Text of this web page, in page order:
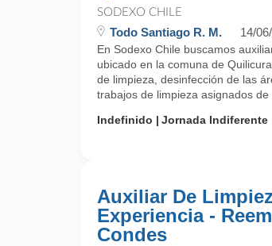
SODEXO CHILE
Todo Santiago R. M. 14/
En Sodexo Chile buscamos
ubicado en la comuna de
de limpieza, desinfección de las
trabajos de limpieza asignados
Indefinido
Jornada Indiferente
Auxiliar De
Experiencia -
Condes